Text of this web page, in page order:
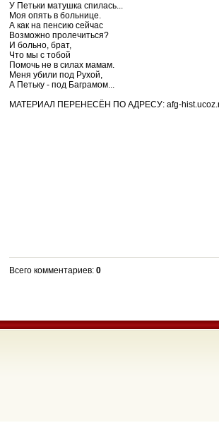
У Петьки матушка спилась...
Моя опять в больнице.
А как на пенсию сейчас
Возможно пролечиться?
И больно, брат,
Что мы с тобой
Помочь не в силах мамам.
Меня убили под Рухой,
А Петьку - под Баграмом...
МАТЕРИАЛ ПЕРЕНЕСЁН ПО АДРЕСУ: afg-
Всего комментариев:0